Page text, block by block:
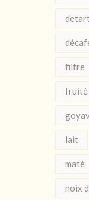
filtre
fruité
lait
maté
noix